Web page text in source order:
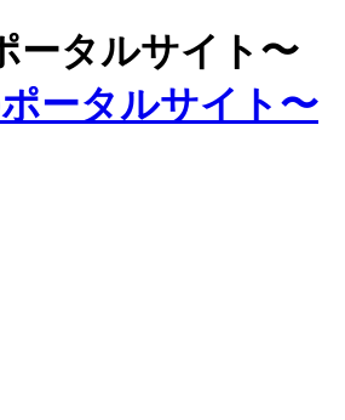
ータルサイト〜